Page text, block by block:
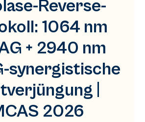
Reverse-
1064 nm
+ 2940 nm
synergistische
|
2026